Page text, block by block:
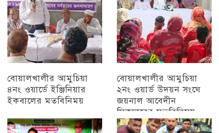
বোয়ালখালীর আমুচিয়া
৪নং ওয়ার্ডে ইঞ্জিনিয়ার
ইকবালের মতবিনিময়
চট্টগ্রাম
বোয়ালখালীর আমুচিয়া
২নং ওয়ার্ড উদয়ন সংঘে
জয়নাল আবেদীন
সিকদারের মতবিনিময়
অন্যান্য